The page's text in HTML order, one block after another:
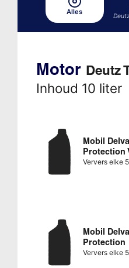
Alles
Motor Deutz
Inhoud 10 liter
Mobil
Protection
Ververs elke
Mobil
Protection
Ververs elke